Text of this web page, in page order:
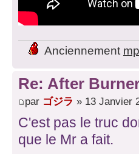
Anciennement
Re: After
par ゴジラ » 13 Janvier
C'est pas le truc
que le Mr a fait.